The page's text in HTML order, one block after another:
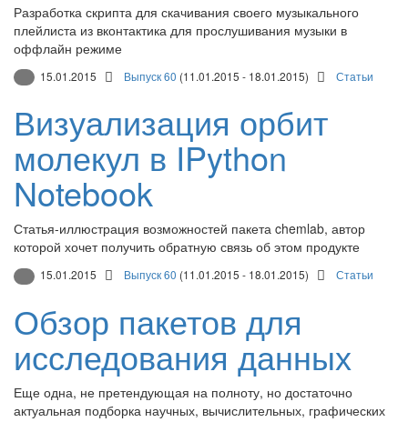
Разработка скрипта для скачивания своего музыкального
плейлиста из вконтактика для прослушивания музыки в
оффлайн режиме
15.01.2015 Выпуск 60 (11.01.2015 - 18.01.2015) Статьи
Визуализация орбит
молекул в IPython
Notebook
Статья-иллюстрация возможностей пакета chemlab, автор
которой хочет получить обратную связь об этом продукте
15.01.2015 Выпуск 60 (11.01.2015 - 18.01.2015) Статьи
Обзор пакетов для
исследования данных
Еще одна, не претендующая на полноту, но достаточно
актуальная подборка научных, вычислительных, графических